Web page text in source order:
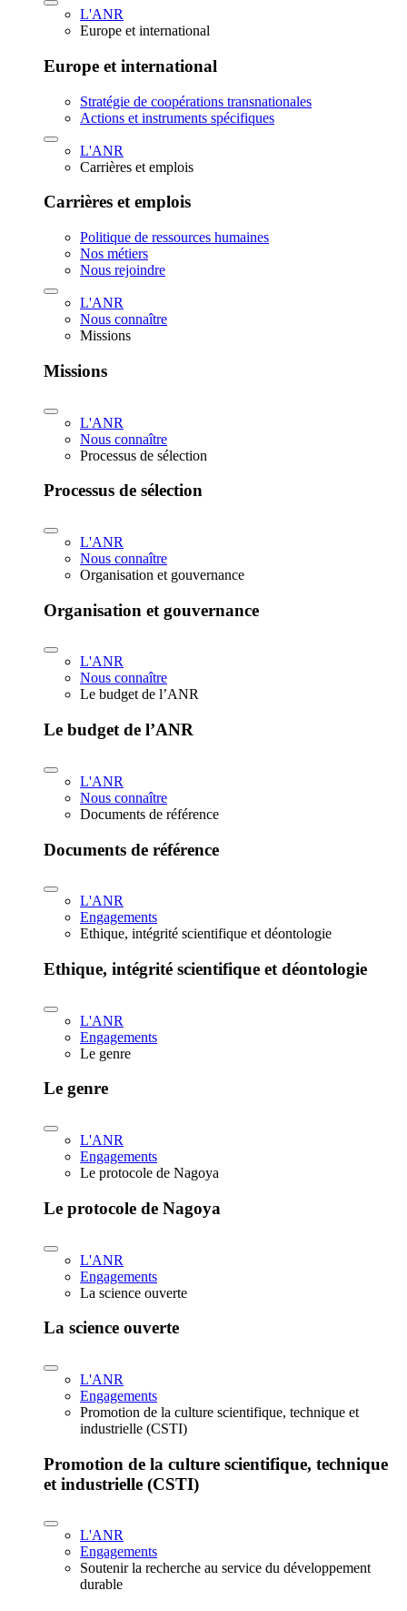
L'ANR
Europe et international
Europe et international
Stratégie de coopérations transnationales
Actions et instruments spécifiques
L'ANR
Carrières et emplois
Carrières et emplois
Politique de ressources humaines
Nos métiers
Nous rejoindre
L'ANR
Nous connaître
Missions
Missions
L'ANR
Nous connaître
Processus de sélection
Processus de sélection
L'ANR
Nous connaître
Organisation et gouvernance
Organisation et gouvernance
L'ANR
Nous connaître
Le budget de l’ANR
Le budget de l’ANR
L'ANR
Nous connaître
Documents de référence
Documents de référence
L'ANR
Engagements
Ethique, intégrité scientifique et déontologie
Ethique, intégrité scientifique et déontologie
L'ANR
Engagements
Le genre
Le genre
L'ANR
Engagements
Le protocole de Nagoya
Le protocole de Nagoya
L'ANR
Engagements
La science ouverte
La science ouverte
L'ANR
Engagements
Promotion de la culture scientifique, technique et
industrielle (CSTI)
Promotion de la culture scientifique, technique
et industrielle (CSTI)
L'ANR
Engagements
Soutenir la recherche au service du développement
durable